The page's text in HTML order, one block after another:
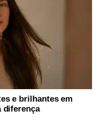
e brilhantes em
diferença